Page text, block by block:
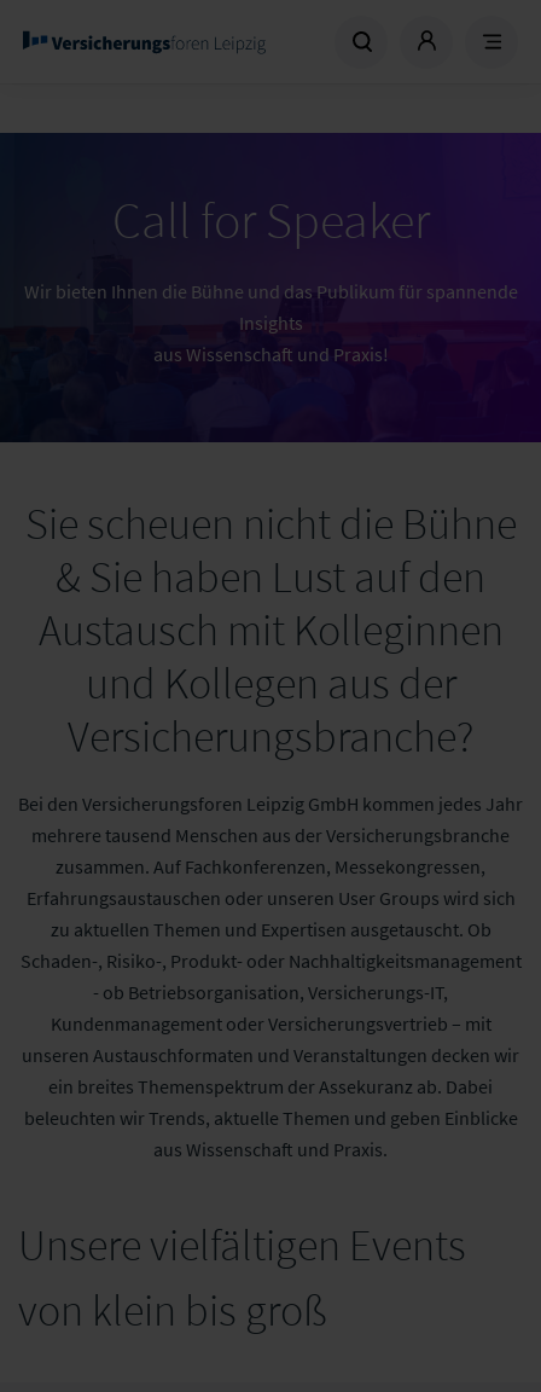
Call for Speaker
Wir bieten Ihnen die Bühne und das Publikum für spannende
Insights
aus Wissenschaft und Praxis!
Sie scheuen nicht die Bühne
& Sie haben Lust auf den
Austausch mit Kolleginnen
und Kollegen aus der
Versicherungsbranche?
Bei den Versicherungsforen Leipzig GmbH kommen jedes Jahr
mehrere tausend Menschen aus der Versicherungsbranche
zusammen. Auf Fachkonferenzen, Messekongressen,
Erfahrungsaustauschen oder unseren User Groups wird sich
zu aktuellen Themen und Expertisen ausgetauscht. Ob
Schaden-, Risiko-, Produkt- oder Nachhaltigkeitsmanagement
- ob Betriebsorganisation, Versicherungs-IT,
Kundenmanagement oder Versicherungsvertrieb – mit
unseren Austauschformaten und Veranstaltungen decken wir
ein breites Themenspektrum der Assekuranz ab. Dabei
beleuchten wir Trends, aktuelle Themen und geben Einblicke
aus Wissenschaft und Praxis.
Unsere vielfältigen Events
von klein bis groß